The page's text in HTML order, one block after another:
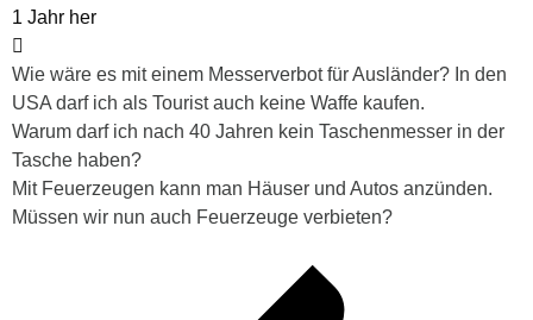
1 Jahr her
Wie wäre es mit einem Messerverbot für Ausländer? In den
USA darf ich als Tourist auch keine Waffe kaufen.
Warum darf ich nach 40 Jahren kein Taschenmesser in der
Tasche haben?
Mit Feuerzeugen kann man Häuser und Autos anzünden.
Müssen wir nun auch Feuerzeuge verbieten?